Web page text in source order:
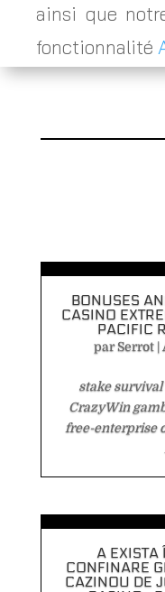
ainsi que
fonctionnalité
BONUSES
CASINO
PACIFIC
parSerrot|
stake
CrazyWin
free-enterprise
A EXISTA
CONFINARE
CAZINOU DE